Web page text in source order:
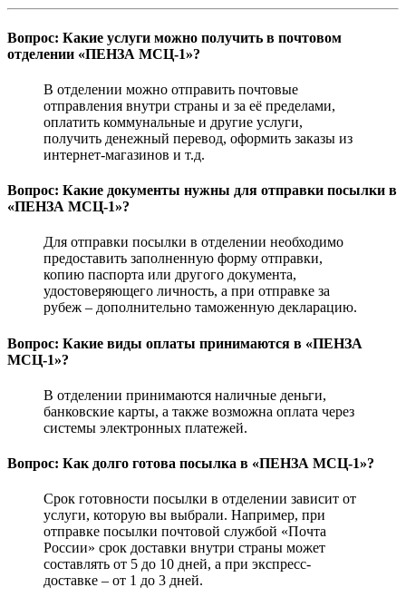
Вопрос: Какие услуги можно получить в почтовом
отделении «ПЕНЗА МСЦ-1»?
В отделении можно отправить почтовые
отправления внутри страны и за её пределами,
оплатить коммунальные и другие услуги,
получить денежный перевод, оформить заказы из
интернет-магазинов и т.д.
Вопрос: Какие документы нужны для отправки посылки в
«ПЕНЗА МСЦ-1»?
Для отправки посылки в отделении необходимо
предоставить заполненную форму отправки,
копию паспорта или другого документа,
удостоверяющего личность, а при отправке за
рубеж – дополнительно таможенную декларацию.
Вопрос: Какие виды оплаты принимаются в «ПЕНЗА
МСЦ-1»?
В отделении принимаются наличные деньги,
банковские карты, а также возможна оплата через
системы электронных платежей.
Вопрос: Как долго готова посылка в «ПЕНЗА МСЦ-1»?
Срок готовности посылки в отделении зависит от
услуги, которую вы выбрали. Например, при
отправке посылки почтовой службой «Почта
России» срок доставки внутри страны может
составлять от 5 до 10 дней, а при экспресс-
доставке – от 1 до 3 дней.